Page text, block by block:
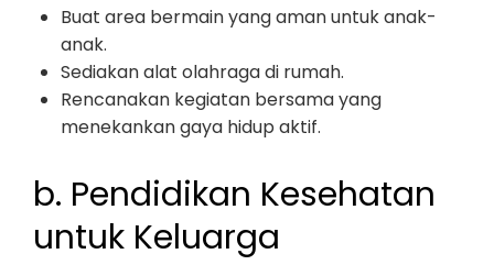
Buat area bermain yang aman untuk anak-
anak.
Sediakan alat olahraga di rumah.
Rencanakan kegiatan bersama yang
menekankan gaya hidup aktif.
b. Pendidikan Kesehatan
untuk Keluarga